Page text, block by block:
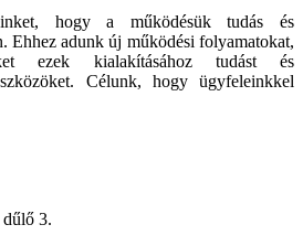
hogy a működésük tudás és
Ehhez adunk új működési folyamatokat,
ezek kialakításához tudást és
Célunk, hogy ügyfeleinkkel
3.